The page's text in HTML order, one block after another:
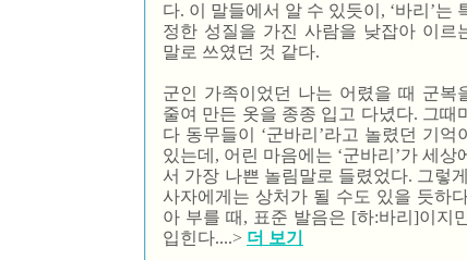
다. 이 말들에서 알 수 있듯이, ‘바리’는
정한 성질을 가진 사람을 낮잡아 이르
말로 쓰였던 것 같다.
군인 가족이었던 나는 어렸을 때 군복
줄여 만든 옷을 종종 입고 다녔다. 그때
다 동무들이 ‘군바리’라고 놀렸던 기억이
있는데, 어린 마음에는 ‘군바리’가 세상
서 가장 나쁜 놀림말로 들렸었다. 그렇
사자에게는 상처가 될 수도 있을 듯하
아 부를 때, 표준 발음은 [하:바리]이지
입힌다....> 더 보기